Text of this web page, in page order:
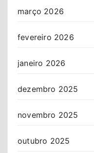
março 2026
fevereiro 2026
janeiro 2026
dezembro 2025
novembro 2025
outubro 2025